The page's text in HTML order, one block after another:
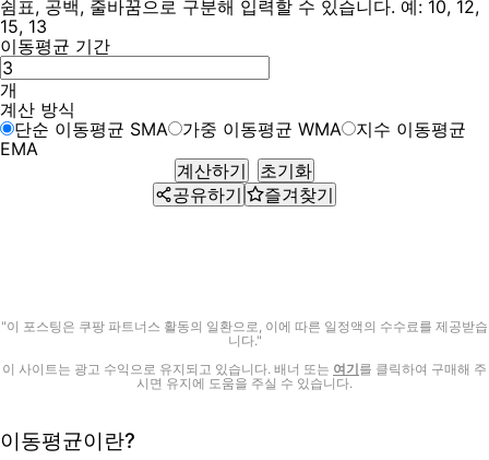
쉼표, 공백, 줄바꿈으로 구분해 입력할 수 있습니다. 예: 10, 12,
15, 13
이동평균 기간
개
계산 방식
단순 이동평균 SMA
가중 이동평균 WMA
지수 이동평균
EMA
계산하기
초기화
공유하기
즐겨찾기
"이 포스팅은 쿠팡 파트너스 활동의 일환으로, 이에 따른 일정액의 수수료를 제공받습
니다."
이 사이트는 광고 수익으로 유지되고 있습니다. 배너 또는 여기를 클릭하여 구매해 주
시면 유지에 도움을 주실 수 있습니다.
이동평균이란?